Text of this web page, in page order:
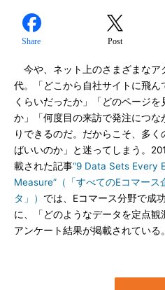
Share Post
今や、ネット上のさまざまなア
代。「どこから自社サイトに飛
くらいだったか」「どのページ
か」「何度目の来訪で発注につ
りできるのだ。だからこそ、多
ばいいのか」と迷ってしまう。
載された記事“9 Data Sets Every
Measure”（「すべてのEコマー
タ」） では、Eコマース分野で成
に、「どのようなデータを定点
アンケート結果が掲載されている